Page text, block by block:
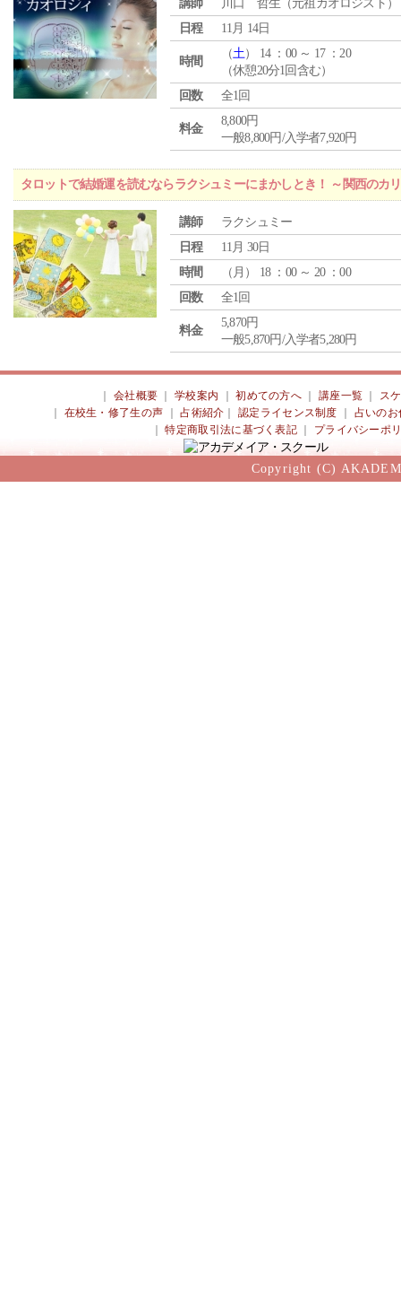
講師
川口 哲生（元祖カオロジスト）
日程
11月 14日
時間
（土） 14 ：00 ～ 17 ：20
（休憩20分1回含む）
回数
全1回
料金
8,800円
一般8,800円/入学者7,920円
タロットで結婚運を読むならラクシュミーにまかしとき！ ～関西のカ
講師
ラクシュミー
日程
11月 30日
時間
（ 月 ） 18 ：00 ～ 20 ：00
回数
全1回
料金
5,870円
一般5,870円/入学者5,280円
会社概要 ｜学校案内 ｜初めての方へ 講座一覧
ス
在校生・修了生の声 ｜占術紹介 ｜認定ライセンス制度
占いのお
｜特定商取引法に基づく表記 プライバシーポ
Copyright (C)